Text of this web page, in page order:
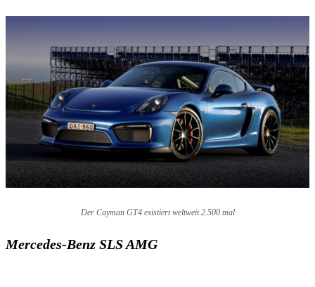
Der Cayman GT4 existiert weltweit 2.500 mal
Mercedes-Benz SLS AMG